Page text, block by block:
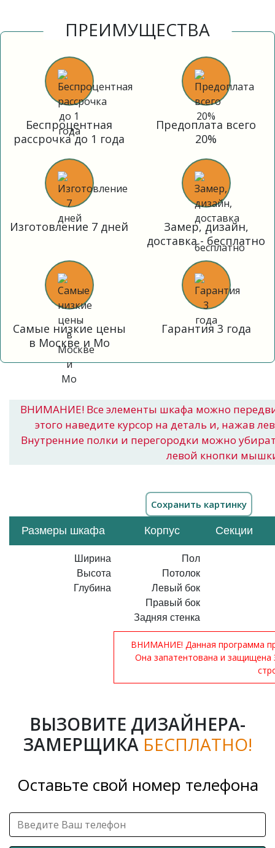
ПРЕИМУЩЕСТВА
Беспроцентная
рассрочка до 1 года
Предоплата всего
20%
Изготовление 7 дней
Замер, дизайн,
доставка - бесплатно
Самые низкие цены
в Москве и Мо
Гарантия 3 года
ВНИМАНИЕ! Все элементы шкафа можно
этого наведите курсор на деталь и, нажав
Внутренние полки и перегородки можно
левой кнопки
Размеры шкафа Корпус Секции
Ширина
Высота
Глубина
Пол
Потолок
Левый бок
Правый бок
Задняя стенка
ВНИМАНИЕ! Данная программа
Она запатентована и
ВЫЗОВИТЕ ДИЗАЙНЕРА-
ЗАМЕРЩИКА БЕСПЛАТНО!
Оставьте свой номер телефона